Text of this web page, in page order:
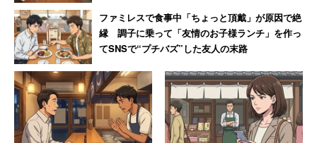
ファミレスで食事中「ちょっと頂戴」が原因で絶
縁 調子に乗って「友情のお子様ランチ」を作っ
てSNSで“プチバズ”した友人の末路